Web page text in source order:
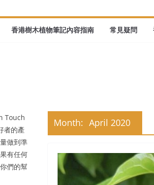
香港樹木植物筆記內容指南 常見疑問
Month: April 2020
Touch
者的產
做到準
有任何
們的幫